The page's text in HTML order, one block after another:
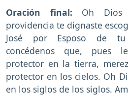
Oración final: Oh Dios
providencia te dignaste
José por Esposo de tu
concédenos que, pues
protector en la tierra,
protector en los cielos. Oh
en los siglos de los siglos.